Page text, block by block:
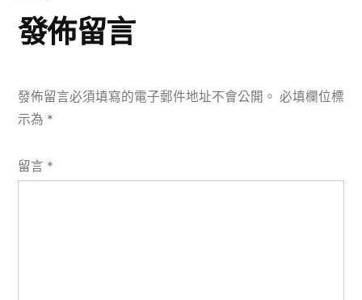
發佈留言
發佈留言必須填寫的電子郵件地址不會公開。 必填欄位標
示為 *
留言 *